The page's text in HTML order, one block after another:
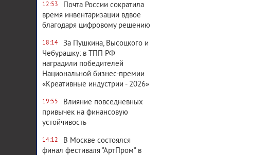
12:53
Почта России сократила
время инвентаризации вдвое
благодаря цифровому решению
18:14
За Пушкина, Высоцкого и
Чебурашку: в ТПП РФ
наградили победителей
Национальной бизнес-премии
«Креативные индустрии - 2026»
19:55
Влияние повседневных
привычек на финансовую
устойчивость
14:12
В Москве состоялся
финал фестиваля "АртПром" в